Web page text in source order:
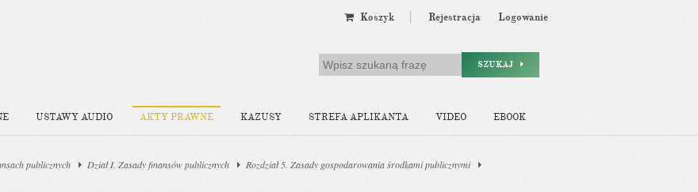
Koszyk Rejestracja Logowanie
SZUKAJ
USTAWY AUDIO AKTY PRAWNE KAZUSY STREFA APLIKANTA VIDEO EBOOK
publicznych Dział I. Zasady finansów publicznych
Rozdział 5. Zasady gospodarowania środkami publicznymi